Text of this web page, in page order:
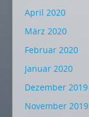
April 2020
März 2020
Februar 2020
Januar 2020
Dezember 2019
November 2019